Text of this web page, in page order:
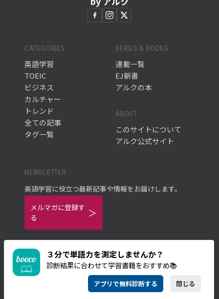
３分で単語力を測定しませんか？
診断結果に合わせて学習書籍をおすすめ📚
アプリで無料診断する 閉じる
CATEGORIES
英語学習
TOEIC
ビジネス
カルチャー
トレンド
全ての記事
タグ一覧
SERIES & BOOKS
連載一覧
EJ新書
アルクの本
ABOUT
このサイトについて
アルク公式サイト
NEWSLETTER
英語学習に役立つ最新記事や情報をお届けします。
メルマガに登録す
る
ご利用規約
プライバシーポリシー